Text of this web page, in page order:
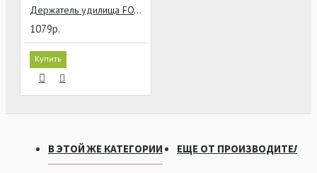
Держатель удилища FOX Duo Butt Grip
1079р.
Купить
В ЭТОЙ ЖЕ КАТЕГОРИИ ЕЩЕ ОТ ПРОИЗВОДИТЕЛЯ